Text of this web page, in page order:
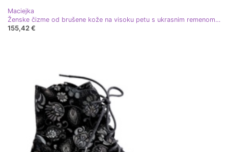
Maciejka
Ženske čizme od brušene kože na visoku petu s ukrasnim remenom Maciejka 06679-01 Crne crna
155,42 €